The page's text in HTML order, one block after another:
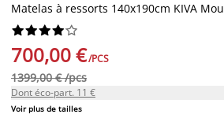
Matelas à ressorts 140x190cm KIVA Mou






700,00 €/PCS
1399,00 € /pcs
Dont éco-part. 11 €
Voir plus de tailles